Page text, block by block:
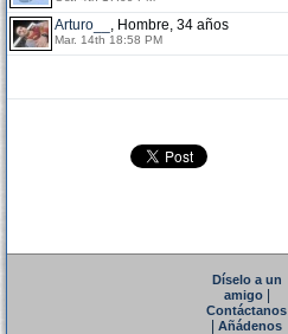
Arturo__ , Hombre, 34 años
Mar. 14th 18:58 PM
Díselo a un
amigo|
Contáctanos
Añádenos